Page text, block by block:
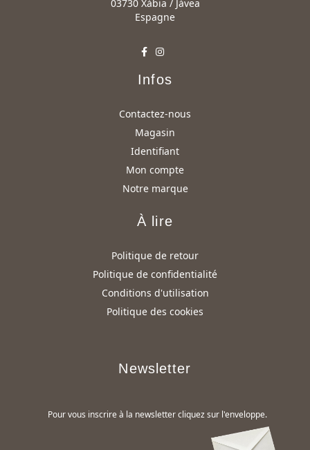
03730 Xàbia / Jávea
Espagne
Infos
Contactez-nous
Magasin
Identifiant
Mon compte
Notre marque
À lire
Politique de retour
Politique de confidentialité
Conditions d'utilisation
Politique des cookies
Newsletter
Pour vous inscrire à la newsletter cliquez sur l'enveloppe.